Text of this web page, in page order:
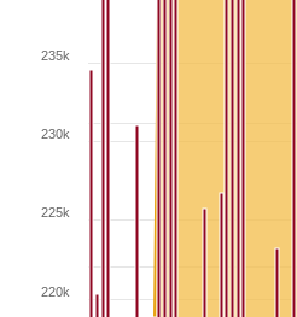
220k
230k
225k
235k